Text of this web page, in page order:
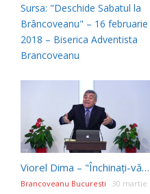
Sursa: "Deschide Sabatul la
Brâncoveanu" – 16 februarie
2018 – Biserica Adventista
Brancoveanu
Viorel Dima – "Închinați-vă Celui ce a făcut…"
Brancoveanu Bucuresti
30 martie